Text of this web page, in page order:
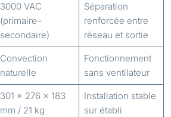
3000 VAC
(primaire–
secondaire)
Séparation
renforcée entre
réseau et sortie
Convection
naturelle
Fonctionnement
sans ventilateur
301 × 276 × 183
mm / 21 kg
Installation stable
sur établi